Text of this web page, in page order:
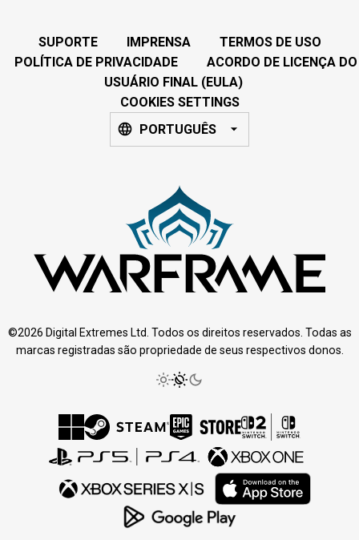
SUPORTE IMPRENSA
TERMOS DE USO
POLÍTICA DE PRIVACIDADE
ACORDO DE LICENÇA DO
USUÁRIO FINAL (EULA)
COOKIES SETTINGS
PORTUGUÊS
©2026 Digital Extremes Ltd. Todos os direitos reservados. Todas as
marcas registradas são propriedade de seus respectivos donos.